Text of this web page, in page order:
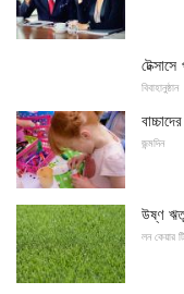
টেক্সাসে
বিবাহানুষ্ঠান
জন্মদিন
উষ্ণ
লন কেয়ার